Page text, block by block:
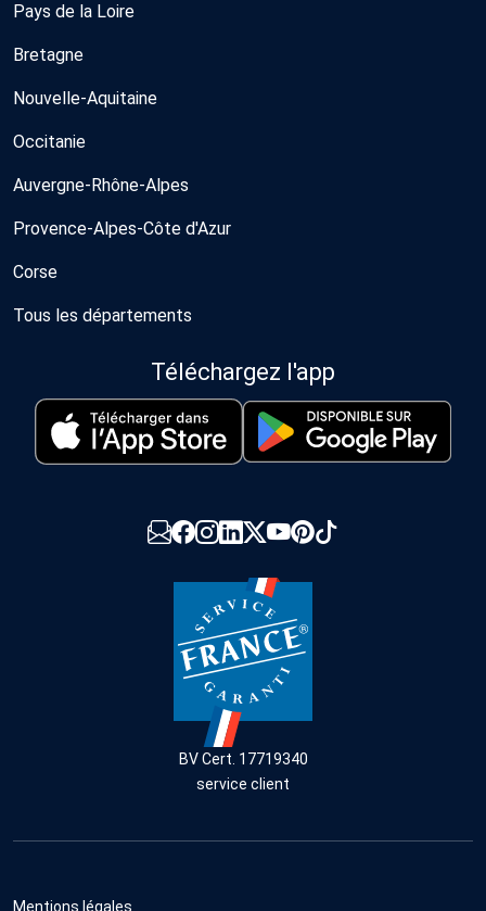
Pays de la Loire
Bretagne
Nouvelle-Aquitaine
Occitanie
Auvergne-Rhône-Alpes
Provence-Alpes-Côte d'Azur
Corse
Tous les départements
Téléchargez l'app
BV Cert. 17719340
service client
Mentions légales